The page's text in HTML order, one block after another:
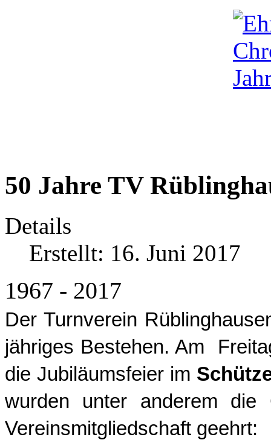
50 Jahre TV
Details
Erstellt: 16. Juni 2017
1967 - 2017
Der Turnverein
jähriges Bestehen. Am
die Jubiläumsfeier im
wurden unter anderem die
Vereinsmitgliedschaft geehrt: